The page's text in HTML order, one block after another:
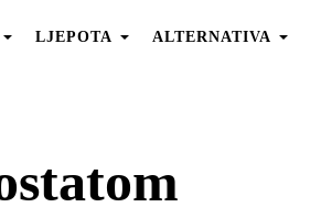
LJEPOTA ALTERNATIVA